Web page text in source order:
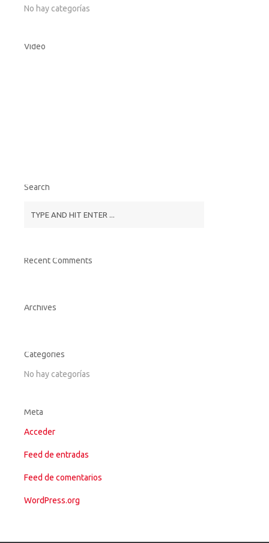
No hay categorías
Video
Search
Recent Comments
Archives
Categories
No hay categorías
Meta
Acceder
Feed de entradas
Feed de comentarios
WordPress.org